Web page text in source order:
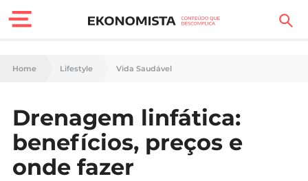
Finanças Pessoais
Carreira
Casa
Home Lifestyle Vida Saudável
Drenagem linfática:
benefícios, preços e
onde fazer